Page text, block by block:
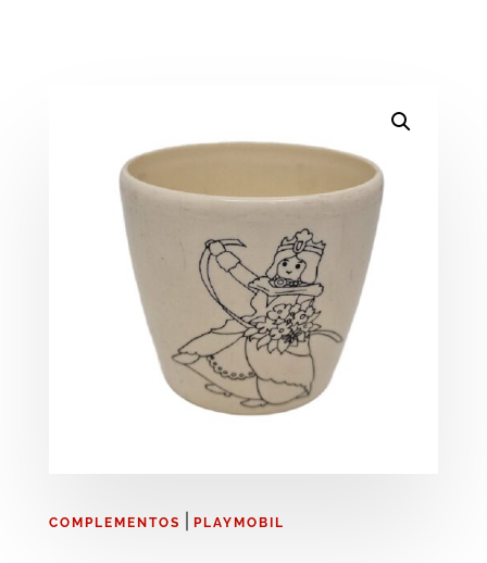
COMPLEMENTOS PLAYMOBIL